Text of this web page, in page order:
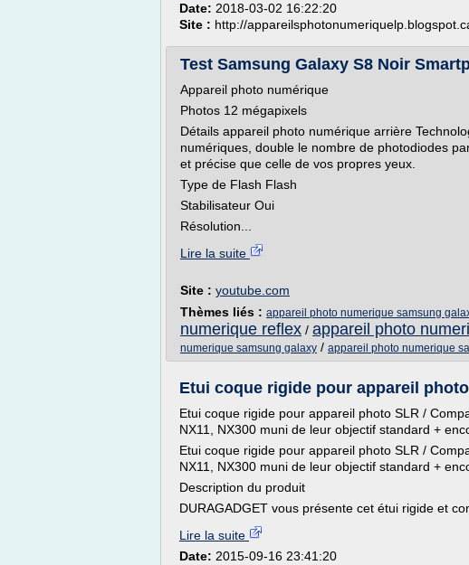
Date: 2018-03-02 16:22:20
Site : http://
Test Samsung Galaxy S8 Noir
Appareil photo numérique
Photos 12 mégapixels
Détails appareil photo numérique arrière
numériques, double le nombre de photodiodes
et précise que celle de vos propres yeux.
Type de Flash Flash
Stabilisateur Oui
Résolution...
Lire la suite
Site : youtube.com
Thèmes liés : appareil photo numerique samsung
numerique reflex / appareil photo
numerique samsung galaxy / appareil photo numerique
Etui coque rigide pour appareil
Etui coque rigide pour appareil photo SLR /
NX11, NX300 muni de leur objectif standard +
Etui coque rigide pour appareil photo SLR /
NX11, NX300 muni de leur objectif standard +
Description du produit
DURAGADGET vous présente cet étui rigide et
Lire la suite
Date: 2015-09-16 23:41:20